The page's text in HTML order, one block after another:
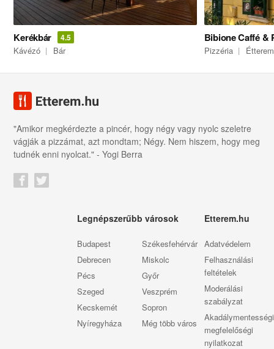
Kerékbár 4.5
Kávézó Bár
Bibione Caffé &
Pizzéria Étterem
"Amikor megkérdezte a pincér, hogy négy vagy nyolc szeletre
vágják a pizzámat, azt mondtam; Négy. Nem hiszem, hogy meg
tudnék enni nyolcat." - Yogi Berra
Legnépszerűbb városok
Budapest
Debrecen
Pécs
Szeged
Kecskemét
Nyíregyháza
Székesfehérvár
Miskolc
Győr
Veszprém
Sopron
Még több város
Etterem.hu
Adatvédelem
Felhasználási
feltételek
Moderálási
szabályzat
Akadálymentességi
megfelelőségi
nyilatkozat